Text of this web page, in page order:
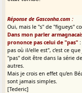
Réponse de Gasconha.com :
Oui, mais le "s" de "figueys"
Dans mon parler
prononce pas celui de "pas" :
pas où il/elle est", c’est ce
"pas" doit être dans la série
autres.
Mais je crois en effet qu’en
sont jamais simples.
[Tederic]